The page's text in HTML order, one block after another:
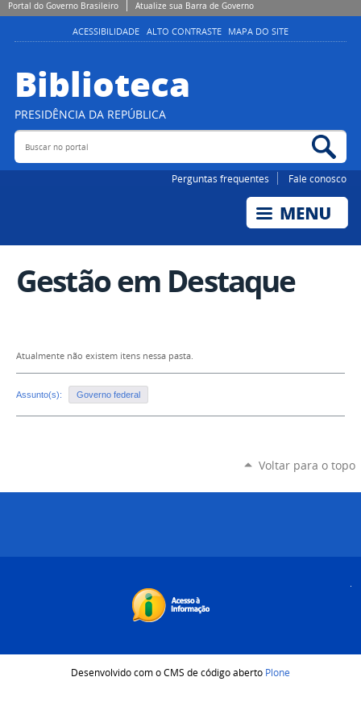
Portal do Governo Brasileiro Atualize sua Barra de Governo
ACESSIBILIDADE ALTO CONTRASTE MAPA DO SITE
Biblioteca
PRESIDÊNCIA DA REPÚBLICA
Buscar no portal
Perguntas frequentes Fale conosco
Gestão em Destaque
Atualmente não existem itens nessa pasta.
Assunto(s): Governo federal
Voltar para o topo
Desenvolvido com o CMS de código aberto Plone